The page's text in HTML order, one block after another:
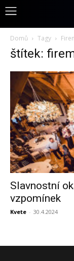
Domů Tagy
štítek:
Slavnostní
vzpomínek
Kvete - 30.4.2024